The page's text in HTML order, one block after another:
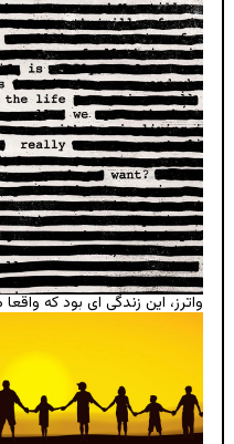
واترز، این زندگی ای بود که